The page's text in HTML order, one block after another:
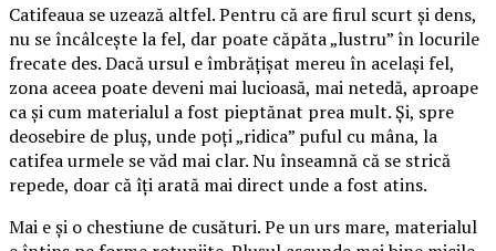
Catifeaua se uzează altfel. Pentru că are firul scurt și dens,
nu se încâlcește la fel, dar poate căpăta „lustru” în locurile
frecate des. Dacă ursul e îmbrățișat mereu în același fel,
zona aceea poate deveni mai lucioasă, mai netedă, aproape
ca și cum materialul a fost pieptănat prea mult. Și, spre
deosebire de pluș, unde poți „ridica” puful cu mâna, la
catifea urmele se văd mai clar. Nu înseamnă că se strică
repede, doar că îți arată mai direct unde a fost atins.
Mai e și o chestiune de cusături. Pe un urs mare, materialul